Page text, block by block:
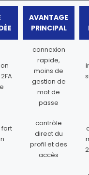
AVANTAGE
PRINCIPAL
connexion
rapide,
moins de
gestion de
mot de
passe
contrôle
direct du
profil et des
accès